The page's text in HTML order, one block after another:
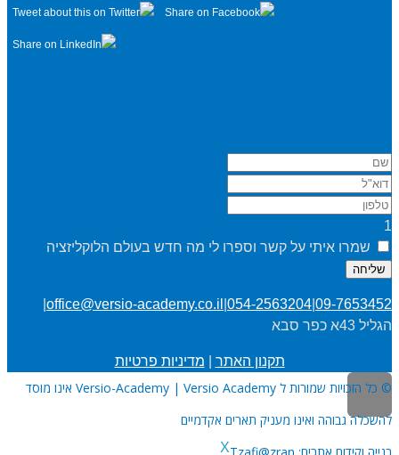
1
שמרו איתי על קשר וספרו לי מה חדש בעולם הלוקליזציה
שליחה
09-7653452
054-2563204
office@versio-academy.co.il
הגליל 43א כפר סבא
תקנון האתר מדיניות פרטיות
© כל הזכויות שמורות ל Versio-Academy | Versio Academy אינו מוסד
להשכלה גבוהה ואינו מעניק תארים אקדמיים
X